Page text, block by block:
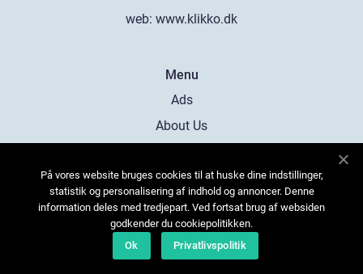
web: www.klikko.dk
Menu
Ads
About Us
Contact
Sitemap
På vores website bruges cookies til at huske dine indstillinger,
statistik og personalisering af indhold og annoncer. Denne
information deles med tredjepart. Ved fortsat brug af websiden
godkender du cookiepolitikken.
Ok
Privatlivspolitik